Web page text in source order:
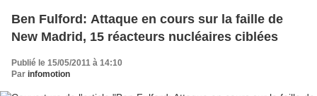
Ben Fulford: Attaque en cours sur la faille de
New Madrid, 15 réacteurs nucléaires ciblées
Publié le 15/05/2011 à 14:10
Par infomotion